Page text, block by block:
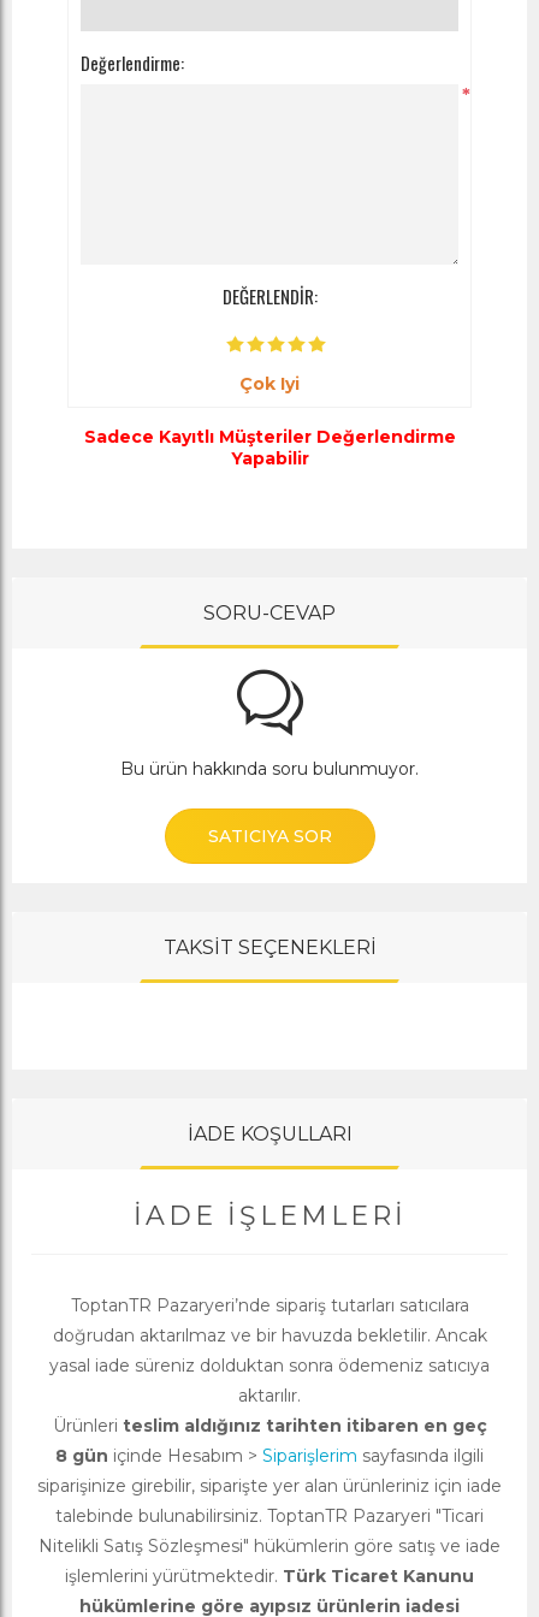
Değerlendirme:
*
DEĞERLENDİR:
Çok Iyi
Sadece Kayıtlı Müşteriler Değerlendirme
Yapabilir
SORU-CEVAP
Bu ürün hakkında soru bulunmuyor.
SATICIYA SOR
TAKSİT SEÇENEKLERİ
İADE KOŞULLARI
İADE İŞLEMLERI
ToptanTR Pazaryeri’nde sipariş tutarları satıcılara
doğrudan aktarılmaz ve bir havuzda bekletilir. Ancak
yasal iade süreniz dolduktan sonra ödemeniz satıcıya
aktarılır.
Ürünleri teslim aldığınız tarihten itibaren en geç
8 gün içinde Hesabım > Siparişlerim sayfasında ilgili
siparişinize girebilir, siparişte yer alan ürünleriniz için iade
talebinde bulunabilirsiniz. ToptanTR Pazaryeri "Ticari
Nitelikli Satış Sözleşmesi" hükümlerin göre satış ve iade
işlemlerini yürütmektedir. Türk Ticaret Kanunu
hükümlerine göre ayıpsız ürünlerin iadesi